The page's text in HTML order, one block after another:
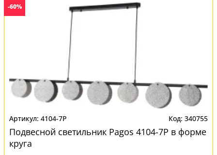
-60%
4104-7P 340755
Подвесной светильник Pagos 4104-7P в форме
круга